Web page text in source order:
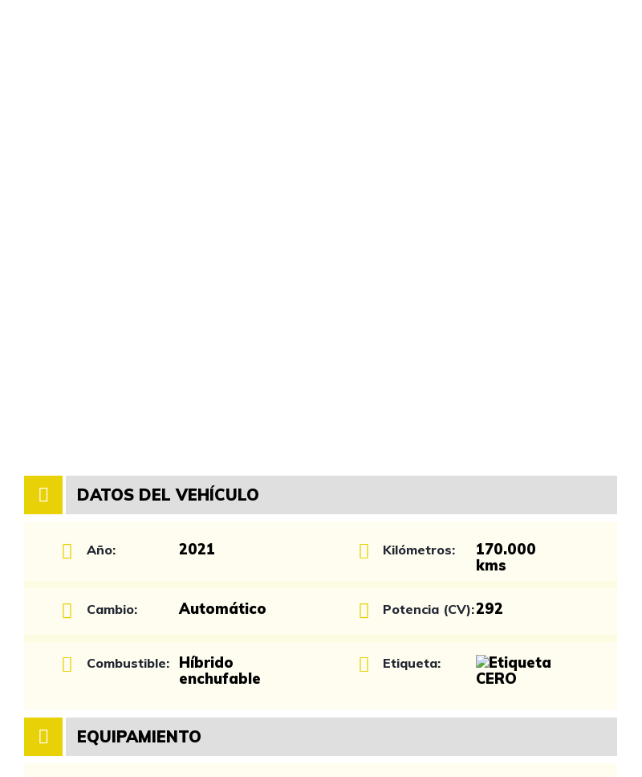
DATOS DEL VEHÍCULO
Año: 2021 Kilómetros:
170.000
kms
Cambio: Automático Potencia (CV):292
Combustible:
Híbrido
enchufable
Etiqueta:
EQUIPAMIENTO